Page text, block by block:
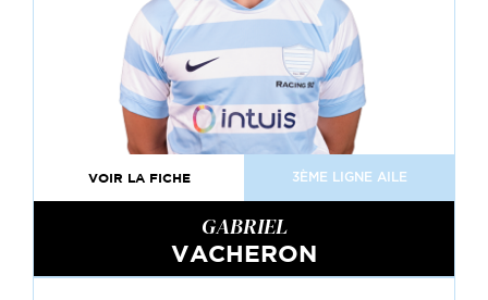
VOIR LA FICHE 3ÈME LIGNE AILE
GABRIEL
VACHERON